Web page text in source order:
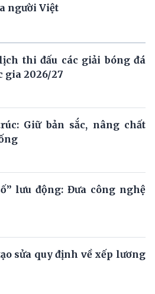
người Việt
thi đấu các giải bóng đá
gia 2026/27
Giữ bản sắc, nâng chất
lưu động: Đưa công nghệ
sửa quy định về xếp lương